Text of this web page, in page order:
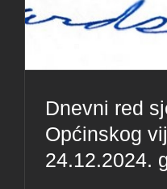
Dnevni red
Općinskog
24.12.2024.